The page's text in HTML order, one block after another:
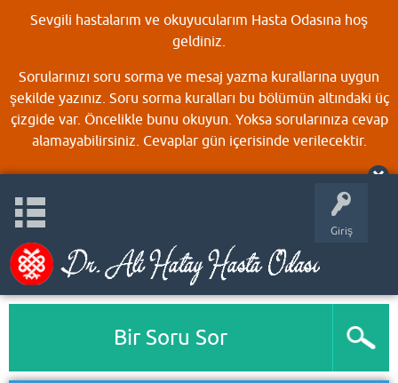
Sevgili hastalarım ve okuyucularım Hasta Odasına hoş
geldiniz.
Sorularınızı soru sorma ve mesaj yazma kurallarına uygun
şekilde yazınız. Soru sorma kuralları bu bölümün altındaki üç
çizgide var. Öncelikle bunu okuyun. Yoksa sorularınıza cevap
alamayabilirsiniz. Cevaplar gün içerisinde verilecektir.
Giriş
Bir Soru Sor